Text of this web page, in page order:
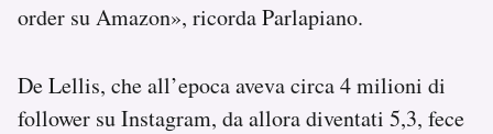
order su Amazon», ricorda Parlapiano.
De Lellis, che all’epoca aveva circa 4 milioni di
follower su Instagram, da allora diventati 5,3, fece